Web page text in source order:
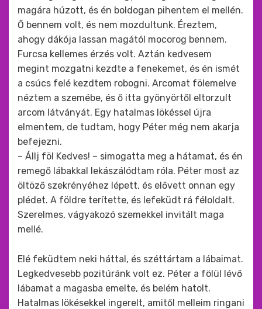
magára húzott, és én boldogan pihentem el mellén.
Ő bennem volt, és nem mozdultunk. Éreztem,
ahogy dákója lassan magától mocorog bennem.
Furcsa kellemes érzés volt. Aztán kedvesem
megint mozgatni kezdte a fenekemet, és én ismét
a csúcs felé kezdtem robogni. Arcomat fölemelve
néztem a szemébe, és ő itta gyönyörtől eltorzult
arcom látványát. Egy hatalmas lökéssel újra
elmentem, de tudtam, hogy Péter még nem akarja
befejezni.
– Állj föl Kedves! – simogatta meg a hátamat, és én
remegő lábakkal lekászálódtam róla. Péter most az
öltöző szekrényéhez lépett, és elővett onnan egy
plédet. A földre terítette, és lefeküdt rá féloldalt.
Szerelmes, vágyakozó szemekkel invitált maga
mellé.
Elé feküdtem neki háttal, és széttártam a lábaimat.
Legkedvesebb pozitúránk volt ez. Péter a fölül lévő
lábamat a magasba emelte, és belém hatolt.
Hatalmas lökésekkel ingerelt, amitől melleim ringani